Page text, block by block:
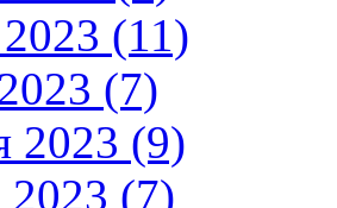
(11)
(7)
2023 (9)
2023 (7)